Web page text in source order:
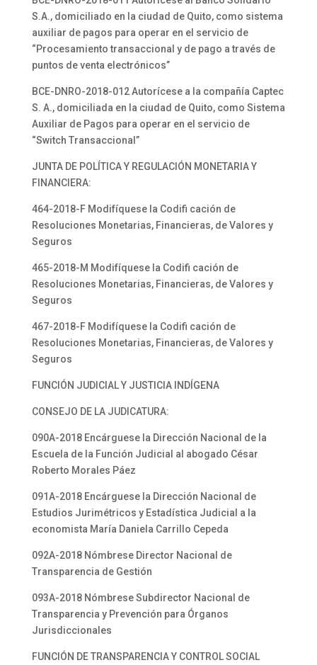
S.A., domiciliado en la ciudad de Quito, como sistema
auxiliar de pagos para operar en el servicio de
“Procesamiento transaccional y de pago a través de
puntos de venta electrónicos”
BCE-DNRO-2018-012 Autorícese a la compañía Captec
S. A., domiciliada en la ciudad de Quito, como Sistema
Auxiliar de Pagos para operar en el servicio de
“Switch Transaccional”
JUNTA DE POLÍTICA Y REGULACIÓN MONETARIA Y
FINANCIERA:
464-2018-F Modifíquese la Codifi cación de
Resoluciones Monetarias, Financieras, de Valores y
Seguros
465-2018-M Modifíquese la Codifi cación de
Resoluciones Monetarias, Financieras, de Valores y
Seguros
467-2018-F Modifíquese la Codifi cación de
Resoluciones Monetarias, Financieras, de Valores y
Seguros
FUNCIÓN JUDICIAL Y JUSTICIA INDÍGENA
CONSEJO DE LA JUDICATURA:
090A-2018 Encárguese la Dirección Nacional de la
Escuela de la Función Judicial al abogado César
Roberto Morales Páez
091A-2018 Encárguese la Dirección Nacional de
Estudios Jurimétricos y Estadística Judicial a la
economista María Daniela Carrillo Cepeda
092A-2018 Nómbrese Director Nacional de
Transparencia de Gestión
093A-2018 Nómbrese Subdirector Nacional de
Transparencia y Prevención para Órganos
Jurisdiccionales
FUNCIÓN DE TRANSPARENCIA Y CONTROL SOCIAL